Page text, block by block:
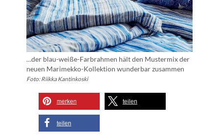
…der blau-weiße-Farbrahmen hält den Mustermix der
neuen Marimekko-Kollektion wunderbar zusammen
Foto: Riikka Kantinkoski
merken teilen
teilen